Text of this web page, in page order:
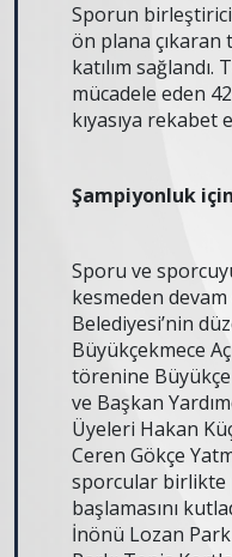
Sporun
ön plana çıkaran
katılım
mücadele eden
kıyasıya rekabet
Şampiyonluk
Sporu ve
kesmeden
Belediyesi’nin
Büyükçekmece
törenine
ve Başkan
Üyeleri Hakan
Ceren Gökçe
sporcular birlikte
başlamasını
İnönü Lozan